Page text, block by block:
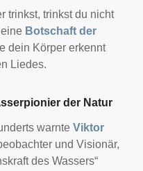
trinkst, trinkst du nicht
Botschaft der
dein Körper erkennt
Liedes.
der Natur
warnte Viktor
und Visionär,
des Wassers“